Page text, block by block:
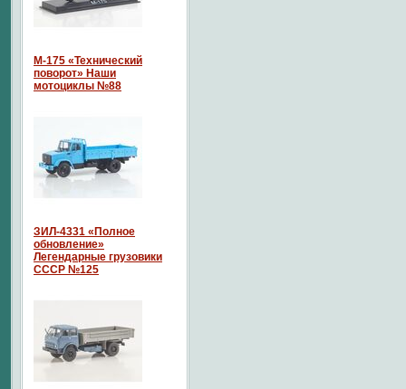
М-175 «Технический
поворот» Наши
мотоциклы №88
ЗИЛ-4331 «Полное
обновление»
Легендарные грузовики
СССР №125